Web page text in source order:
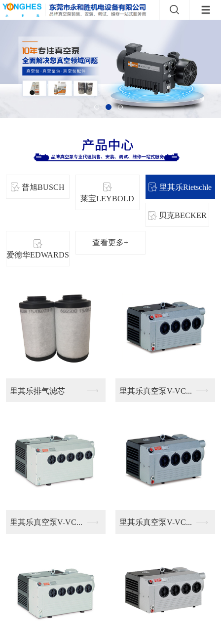
普旭BUSCH
莱宝LEYBOLD
里其乐Rietschle
贝克BECKER
爱德华EDWARDS
查看更多+
里其乐排气滤芯 里其乐真空泵V-VC...
里其乐真空泵V-VC... 里其乐真空泵V-VC...